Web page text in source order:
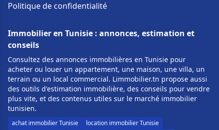
Politique de confidentialité
Immobilier en Tunisie : annonces, estimation et
conseils
Consultez des annonces immobilières en Tunisie pour
acheter ou louer un appartement, une maison, une villa, un
terrain ou un local commercial. Limmobilier.tn propose aussi
des outils d'estimation immobilière, des conseils pour vendre
plus vite, et des contenus utiles sur le marché immobilier
tunisien.
achat immobilier Tunisie
location immobilier Tunisie